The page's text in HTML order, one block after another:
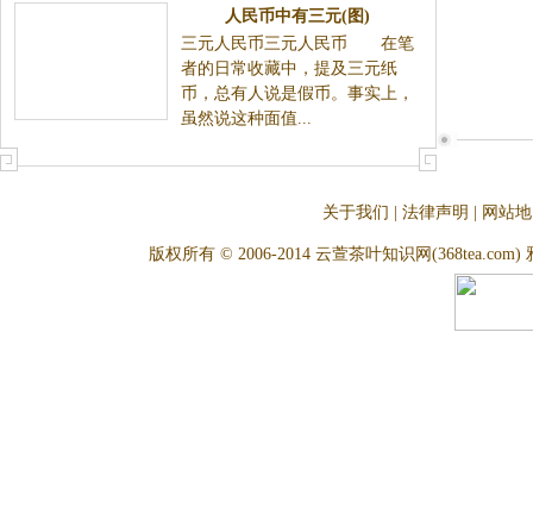
人民币中有三元(图)
三元人民币三元人民币 在笔
者的日常收藏中，提及三元纸
币，总有人说是假币。事实上，
虽然说这种面值...
关于我们 法律声明 网站
版权所有 © 2006-2014 云萱茶叶知识网